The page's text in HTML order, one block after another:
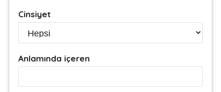
Cinsiyet
Anlamında içeren